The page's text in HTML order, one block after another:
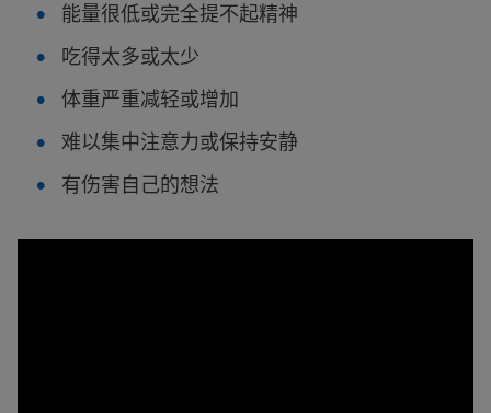
能量很低或完全提不起精神
吃得太多或太少
体重严重减轻或增加
难以集中注意力或保持安静
有伤害自己的想法